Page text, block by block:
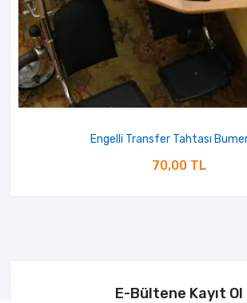
Engelli Transfer Tahtası
70,00 TL
E-Bültene Kayıt Ol